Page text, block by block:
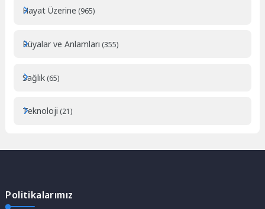
Hayat Üzerine (965)
Rüyalar ve Anlamları (355)
Sağlık (65)
Teknoloji (21)
Politikalarımız